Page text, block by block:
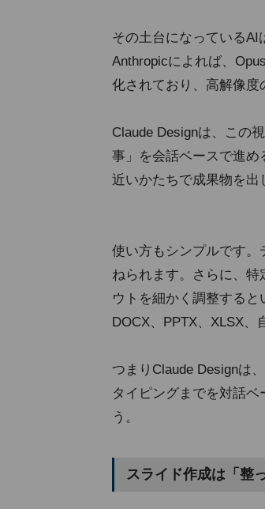
その土台になっているAI
Anthropicによれば、
化されており、高解像度
Claude Designは、この
事」を会話ベースで進
近いかたちで成果物を出
使い方もシンプルです
ねられます。さらに、
ウトを細かく調整する
DOCX、PPTX、XLSX、
つまりClaude Designは
タイピングまでを対話
う。
スライド作成は「整